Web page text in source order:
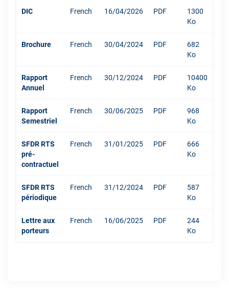
DIC French 16/04/2026 PDF
1300
Ko
Brochure French 30/04/2024 PDF
682
Ko
Rapport
Annuel
French 30/12/2024 PDF
10400
Ko
Rapport
Semestriel
French 30/06/2025 PDF
968
Ko
SFDR RTS
pré-
contractuel
French 31/01/2025 PDF
666
Ko
SFDR RTS
périodique
French 31/12/2024 PDF
587
Ko
Lettre aux
porteurs
French 16/06/2025 PDF
244
Ko